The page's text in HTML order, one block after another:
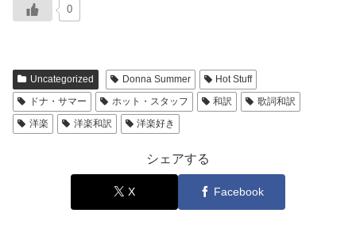
0
Uncategorized Donna Summer
Hot Stuff
ドナ・サマー
ホット・スタッフ 和訳
歌詞和訳
洋楽
洋楽和訳 洋楽好き
シェアする
X Facebook